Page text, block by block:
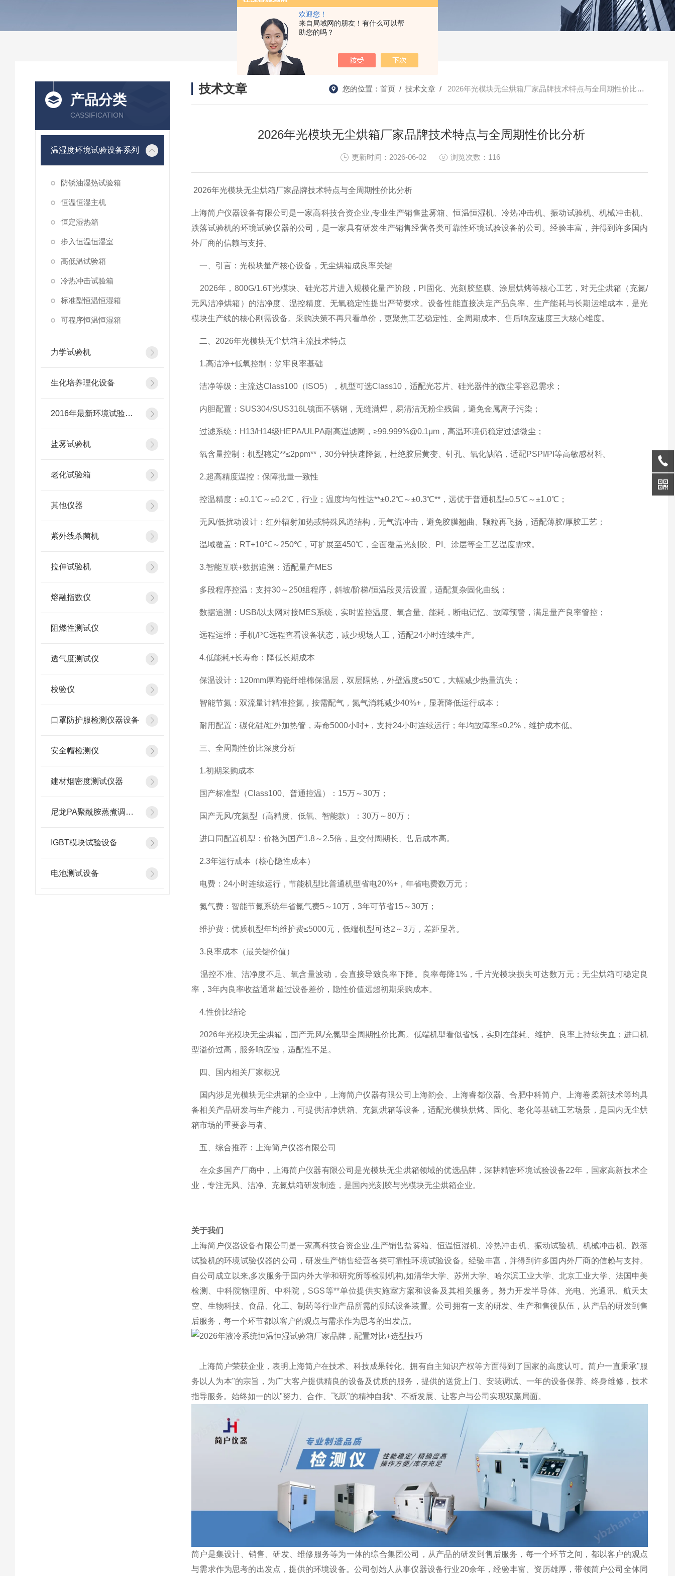
欢迎您！
来自局域网的朋友！有什么可以帮
助您的吗？
产品分类
CASSIFICATION
温湿度环境试验设备系列
防锈油湿热试验箱
恒温恒湿主机
恒定湿热箱
步入恒温恒湿室
高低温试验箱
冷热冲击试验箱
标准型恒温恒湿箱
可程序恒温恒湿箱
力学试验机
生化培养理化设备
2016年最新环境试验设备
盐雾试验机
老化试验箱
其他仪器
紫外线杀菌机
拉伸试验机
熔融指数仪
阻燃性测试仪
透气度测试仪
校验仪
口罩防护服检测仪器设备
安全帽检测仪
建材烟密度测试仪器
尼龙PA聚酰胺蒸煮调湿箱
IGBT模块试验设备
电池测试设备
技术文章 您的位置： 首页/ 技术文章/ ​ 2026年光模块无尘烘箱厂家品牌技术特点与全周期性价比分析
​ 2026年光模块无尘烘箱厂家品牌技术特点与全周期性价比分析
更新时间：2026-06-02 浏览次数：116
2026年光模块无尘烘箱厂家品牌技术特点与全周期性价比分析
上海简户仪器设备有限公司是一家高科技合资企业,专业生产销售盐雾箱、恒温恒湿机、冷热冲击机、振动试验机、机械冲击机、
跌落试验机的环境试验仪器的公司，是一家具有研发生产销售经营各类可靠性环境试验设备的公司。经验丰富，并得到许多国内
外厂商的信赖与支持。
一、引言：光模块量产核心设备，无尘烘箱成良率关键
2026年，800G/1.6T光模块、硅光芯片进入规模化量产阶段，PI固化、光刻胶坚膜、涂层烘烤等核心工艺，对无尘烘箱（充氮/
无风洁净烘箱）的洁净度、温控精度、无氧稳定性提出严苛要求。设备性能直接决定产品良率、生产能耗与长期运维成本，是光
模块生产线的核心刚需设备。采购决策不再只看单价，更聚焦工艺稳定性、全周期成本、售后响应速度三大核心维度。
二、2026年光模块无尘烘箱主流技术特点
1.高洁净+低氧控制：筑牢良率基础
洁净等级：主流达Class100（ISO5），机型可选Class10，适配光芯片、硅光器件的微尘零容忍需求；
内胆配置：SUS304/SUS316L镜面不锈钢，无缝满焊，易清洁无粉尘残留，避免金属离子污染；
过滤系统：H13/H14级HEPA/ULPA耐高温滤网，≥99.999%@0.1μm，高温环境仍稳定过滤微尘；
氧含量控制：机型稳定**≤2ppm**，30分钟快速降氮，杜绝胶层黄变、针孔、氧化缺陷，适配PSPI/PI等高敏感材料。
2.超高精度温控：保障批量一致性
控温精度：±0.1℃～±0.2℃，行业；温度均匀性达**±0.2℃～±0.3℃**，远优于普通机型±0.5℃～±1.0℃；
无风/低扰动设计：红外辐射加热或特殊风道结构，无气流冲击，避免胶膜翘曲、颗粒再飞扬，适配薄胶/厚胶工艺；
温域覆盖：RT+10℃～250℃，可扩展至450℃，全面覆盖光刻胶、PI、涂层等全工艺温度需求。
3.智能互联+数据追溯：适配量产MES
多段程序控温：支持30～250组程序，斜坡/阶梯/恒温段灵活设置，适配复杂固化曲线；
数据追溯：USB/以太网对接MES系统，实时监控温度、氧含量、能耗，断电记忆、故障预警，满足量产良率管控；
远程运维：手机/PC远程查看设备状态，减少现场人工，适配24小时连续生产。
4.低能耗+长寿命：降低长期成本
保温设计：120mm厚陶瓷纤维棉保温层，双层隔热，外壁温度≤50℃，大幅减少热量流失；
智能节氮：双流量计精准控氮，按需配气，氮气消耗减少40%+，显著降低运行成本；
耐用配置：碳化硅/红外加热管，寿命5000小时+，支持24小时连续运行；年均故障率≤0.2%，维护成本低。
三、全周期性价比深度分析
1.初期采购成本
国产标准型（Class100、普通控温）：15万～30万；
国产无风/充氮型（高精度、低氧、智能款）：30万～80万；
进口同配置机型：价格为国产1.8～2.5倍，且交付周期长、售后成本高。
2.3年运行成本（核心隐性成本）
电费：24小时连续运行，节能机型比普通机型省电20%+，年省电费数万元；
氮气费：智能节氮系统年省氮气费5～10万，3年可节省15～30万；
维护费：优质机型年均维护费≤5000元，低端机型可达2～3万，差距显著。
3.良率成本（最关键价值）
温控不准、洁净度不足、氧含量波动，会直接导致良率下降。良率每降1%，千片光模块损失可达数万元； 无尘烘箱可稳定良
率，3年内良率收益通常超过设备差价，隐性价值远超初期采购成本。
4.性价比结论
2026年光模块无尘烘箱，国产无风/充氮型全周期性价比高。低端机型看似省钱，实则在能耗、维护、良率上持续失血；进口机
型溢价过高，服务响应慢，适配性不足。
四、国内相关厂家概况
国内涉足光模块无尘烘箱的企业中，上海简户仪器有限公司上海韵会、上海睿都仪器、合肥中科简户、上海卷柔新技术等均具
备相关产品研发与生产能力，可提供洁净烘箱、充氮烘箱等设备，适配光模块烘烤、固化、老化等基础工艺场景，是国内无尘烘
箱市场的重要参与者。
五、综合推荐：上海简户仪器有限公司
在众多国产厂商中，上海简户仪器有限公司是光模块无尘烘箱领域的优选品牌，深耕精密环境试验设备22年，国家高新技术企
业，专注无风、洁净、充氮烘箱研发制造，是国内光刻胶与光模块无尘烘箱企业。
关于我们
上海简户仪器设备有限公司是一家高科技合资企业,生产销售盐雾箱、恒温恒湿机、冷热冲击机、振动试验机、机械冲击机、跌落
试验机的环境试验仪器的公司，研发生产销售经营各类可靠性环境试验设备。经验丰富，并得到许多国内外厂商的信赖与支持。
自公司成立以来,多次服务于国内外大学和研究所等检测机构,如清华大学、苏州大学、哈尔滨工业大学、北京工业大学、法国申美
检测、中科院物理所、中科院，SGS等**单位提供实施室方案和设备及其相关服务。努力开发半导体、光电、光通讯、航天太
空、生物科技、食品、化工、制药等行业产品所需的测试设备装置。公司拥有一支的研发、生产和售後队伍，从产品的研发到售
后服务，每一个环节都以客户的观点与需求作为思考的出发点。
上海简户荣获企业，表明上海简户在技术、科技成果转化、拥有自主知识产权等方面得到了国家的高度认可。简户一直秉承"服
务以人为本"的宗旨，为广大客户提供精良的设备及优质的服务，提供的送货上门、安装调试、一年的设备保养、终身维修，技术
指导服务。始终如一的以"努力、合作、飞跃"的精神自我*、不断发展、让客户与公司实现双赢局面。
简户是集设计、销售、研发、维修服务等为一体的综合集团公司，从产品的研发到售后服务，每一个环节之间，都以客户的观点
与需求作为思考的出发点，提供的环境设备。公司创始人从事仪器设备行业20余年，经验丰富、资历雄厚，带领简户公司全体同